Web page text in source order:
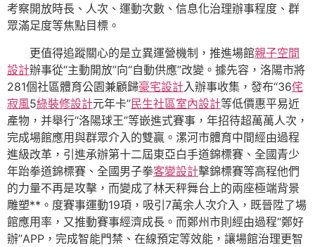
考察開放時長、人次、運動次數、信息化治理辦事程度、群
眾滿足度等焦點目標。
更值得追蹤關心的是立異運營機制，推進場館親子空間
設計辦事從“主動開放”向“自動供應”改變。據先容，洛陽市將
281個社區體育公園兼顧歸豪宅設計入辦事收集，發布“36侘
寂風5綠裝修設計元年卡”民生社區室內設計等低價惠平易近
產物，并舉行“洛陽球王”等嵌進式賽事，年招待超萬萬人次，
完成場館應用與群眾介入的雙贏。漯河市體育中間經由過程
進級改革，引進承辦第十二屆東亞白手道錦標賽、全國青少
年跆拳道錦標賽、全國男子拳客變設計擊錦標賽等高程他們
的力量不再是攻擊，而變成了林天秤舞台上的兩座極端背景
雕塑**。度賽事運動19項，吸引7萬余人次介入，既晉陞了場
館應用率，又推動賽事經濟成長。而鄭州市則經由過程“鄭好
辦”APP，完成智能門禁、在線預定等效能，讓場館治理更智